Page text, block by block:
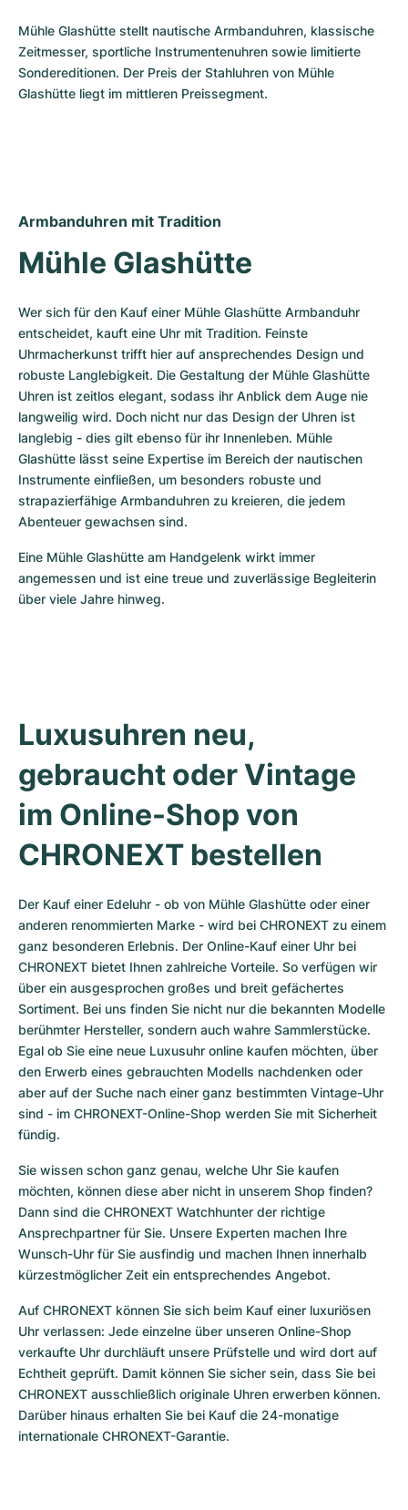
Mühle Glashütte stellt nautische Armbanduhren, klassische
Zeitmesser, sportliche Instrumentenuhren sowie limitierte
Sondereditionen. Der Preis der Stahluhren von Mühle
Glashütte liegt im mittleren Preissegment.
Armbanduhren mit Tradition
Mühle Glashütte
Wer sich für den Kauf einer Mühle Glashütte Armbanduhr
entscheidet, kauft eine Uhr mit Tradition. Feinste
Uhrmacherkunst trifft hier auf ansprechendes Design und
robuste Langlebigkeit. Die Gestaltung der Mühle Glashütte
Uhren ist zeitlos elegant, sodass ihr Anblick dem Auge nie
langweilig wird. Doch nicht nur das Design der Uhren ist
langlebig - dies gilt ebenso für ihr Innenleben. Mühle
Glashütte lässt seine Expertise im Bereich der nautischen
Instrumente einfließen, um besonders robuste und
strapazierfähige Armbanduhren zu kreieren, die jedem
Abenteuer gewachsen sind.
Eine Mühle Glashütte am Handgelenk wirkt immer
angemessen und ist eine treue und zuverlässige Begleiterin
über viele Jahre hinweg.
Luxusuhren neu,
gebraucht oder Vintage
im Online-Shop von
CHRONEXT bestellen
Der Kauf einer Edeluhr - ob von Mühle Glashütte oder einer
anderen renommierten Marke - wird bei CHRONEXT zu einem
ganz besonderen Erlebnis. Der Online-Kauf einer Uhr bei
CHRONEXT bietet Ihnen zahlreiche Vorteile. So verfügen wir
über ein ausgesprochen großes und breit gefächertes
Sortiment. Bei uns finden Sie nicht nur die bekannten Modelle
berühmter Hersteller, sondern auch wahre Sammlerstücke.
Egal ob Sie eine neue Luxusuhr online kaufen möchten, über
den Erwerb eines gebrauchten Modells nachdenken oder
aber auf der Suche nach einer ganz bestimmten Vintage-Uhr
sind - im CHRONEXT-Online-Shop werden Sie mit Sicherheit
fündig.
Sie wissen schon ganz genau, welche Uhr Sie kaufen
möchten, können diese aber nicht in unserem Shop finden?
Dann sind die CHRONEXT Watchhunter der richtige
Ansprechpartner für Sie. Unsere Experten machen Ihre
Wunsch-Uhr für Sie ausfindig und machen Ihnen innerhalb
kürzestmöglicher Zeit ein entsprechendes Angebot.
Auf CHRONEXT können Sie sich beim Kauf einer luxuriösen
Uhr verlassen: Jede einzelne über unseren Online-Shop
verkaufte Uhr durchläuft unsere Prüfstelle und wird dort auf
Echtheit geprüft. Damit können Sie sicher sein, dass Sie bei
CHRONEXT ausschließlich originale Uhren erwerben können.
Darüber hinaus erhalten Sie bei Kauf die 24-monatige
internationale CHRONEXT-Garantie.